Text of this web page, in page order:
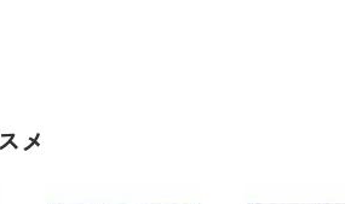
メ